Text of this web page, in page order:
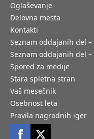
Oglaševanje
Delovna mesta
Kontakti
Seznam oddajanih del –
Seznam oddajanih del –
Spored za medije
Stara spletna stran
Vaš mesečnik
Osebnost leta
Pravila nagradnih iger